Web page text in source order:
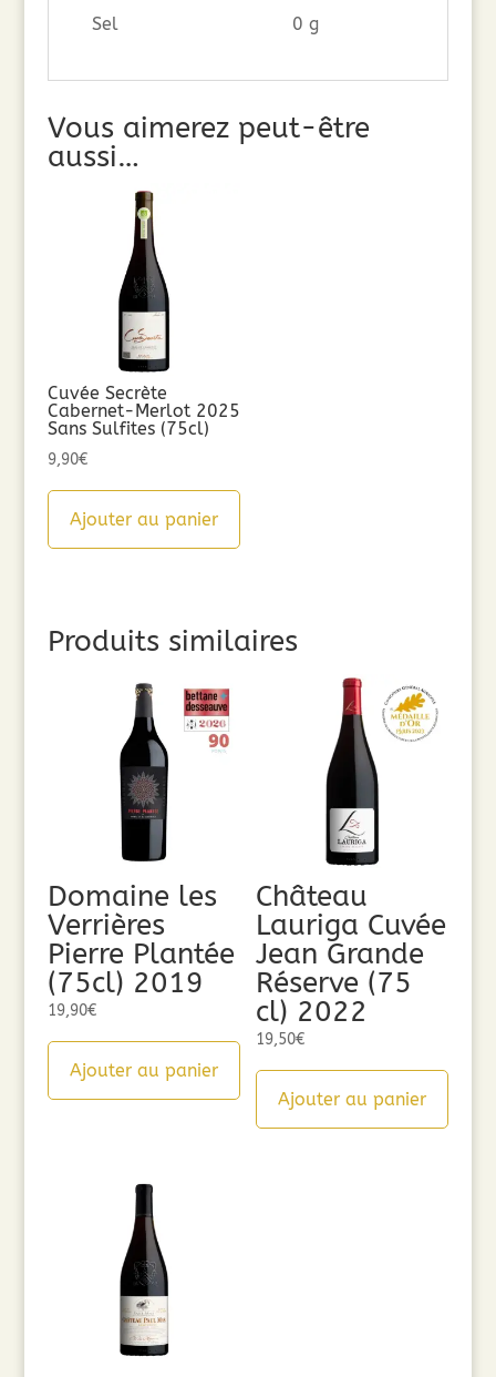
Sel 0 g
Vous aimerez peut-être
aussi…
Cuvée Secrète
Cabernet-Merlot 2025
Sans Sulfites (75cl)
9,90€
Ajouter au panier
Produits similaires
Domaine les
Verrières
Pierre Plantée
(75cl) 2019
19,90€
Ajouter au panier
Château
Lauriga Cuvée
Jean Grande
Réserve (75
cl) 2022
19,50€
Ajouter au panier